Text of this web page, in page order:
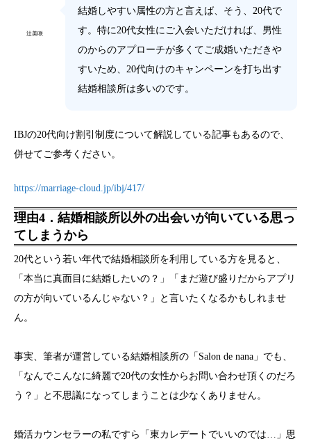
辻美咲
結婚しやすい属性の方と言えば、そう、20代で
す。特に20代女性にご入会いただければ、男性
のからのアプローチが多くてご成婚いただきや
すいため、20代向けのキャンペーンを打ち出す
結婚相談所は多いのです。
IBJの20代向け割引制度について解説している記事もあるので、
併せてご参考ください。
https://marriage-cloud.jp/ibj/417/
理由4．結婚相談所以外の出会いが向いている思っ
てしまうから
20代という若い年代で結婚相談所を利用している方を見ると、
「本当に真面目に結婚したいの？」「まだ遊び盛りだからアプリ
の方が向いているんじゃない？」と言いたくなるかもしれませ
ん。
事実、筆者が運営している結婚相談所の「Salon de nana」でも、
「なんでこんなに綺麗で20代の女性からお問い合わせ頂くのだろ
う？」と不思議になってしまうことは少なくありません。
婚活カウンセラーの私ですら「東カレデートでいいのでは…」思